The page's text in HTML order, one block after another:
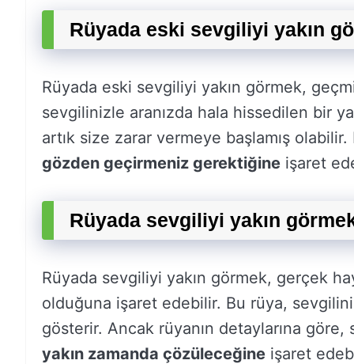
Rüyada eski sevgiliyi yakın
Rüyada eski sevgiliyi yakın görmek,
sevgilinizle aranızda hala hissedilen bir
artık size zarar vermeye başlamış
gözden geçirmeniz gerektiğine işaret
Rüyada sevgiliyi yakın
Rüyada sevgiliyi yakın görmek, gerçek
olduğuna işaret edebilir. Bu rüya,
gösterir. Ancak rüyanın detaylarına
yakın zamanda çözüleceğine işaret